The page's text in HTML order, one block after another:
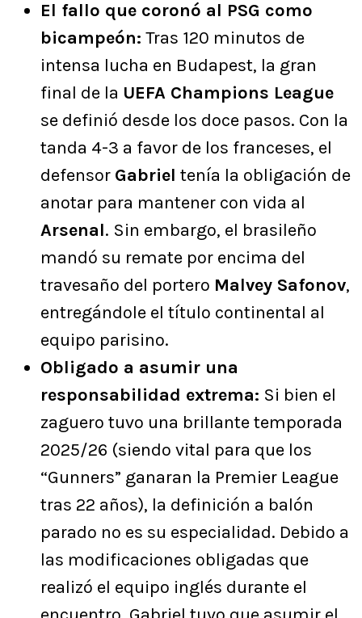
El fallo que coronó al PSG como
bicampeón: Tras 120 minutos de
intensa lucha en Budapest, la gran
final de la UEFA Champions League
se definió desde los doce pasos. Con la
tanda 4-3 a favor de los franceses, el
defensor Gabriel tenía la obligación de
anotar para mantener con vida al
Arsenal. Sin embargo, el brasileño
mandó su remate por encima del
travesaño del portero Malvey Safonov,
entregándole el título continental al
equipo parisino.
Obligado a asumir una
responsabilidad extrema: Si bien el
zaguero tuvo una brillante temporada
2025/26 (siendo vital para que los
“Gunners” ganaran la Premier League
tras 22 años), la definición a balón
parado no es su especialidad. Debido a
las modificaciones obligadas que
realizó el equipo inglés durante el